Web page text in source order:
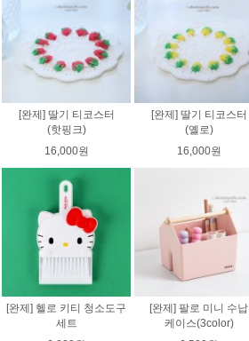
[완제] 딸기 티코스터
(핫핑크)
16,000원
[완제] 딸기 티코스터
(옐로)
16,000원
[완제] 헬로 키티 청소도구
세트
[완제] 팔로 미니 수납
케이스(3color)